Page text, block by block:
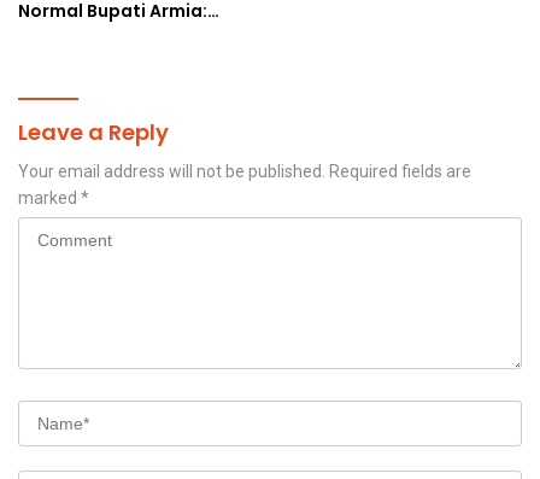
Normal Bupati Armia:
Leave a Reply
Your email address will not be published.
Required fields are
marked *